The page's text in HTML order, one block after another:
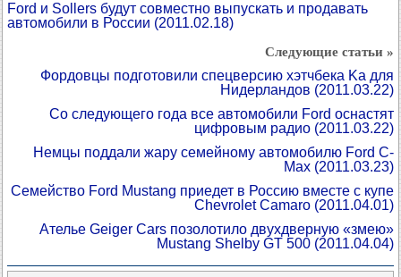
Ford и Sollers будут совместно выпускать и продавать
автомобили в России (2011.02.18)
Следующие статьи »
Фордовцы подготовили спецверсию хэтчбека Ka для
Нидерландов (2011.03.22)
Со следующего года все автомобили Ford оснастят
цифровым радио (2011.03.22)
Немцы поддали жару семейному автомобилю Ford C-
Max (2011.03.23)
Семейство Ford Mustang приедет в Россию вместе с купе
Chevrolet Camaro (2011.04.01)
Ателье Geiger Cars позолотило двухдверную «змею»
Mustang Shelby GT 500 (2011.04.04)